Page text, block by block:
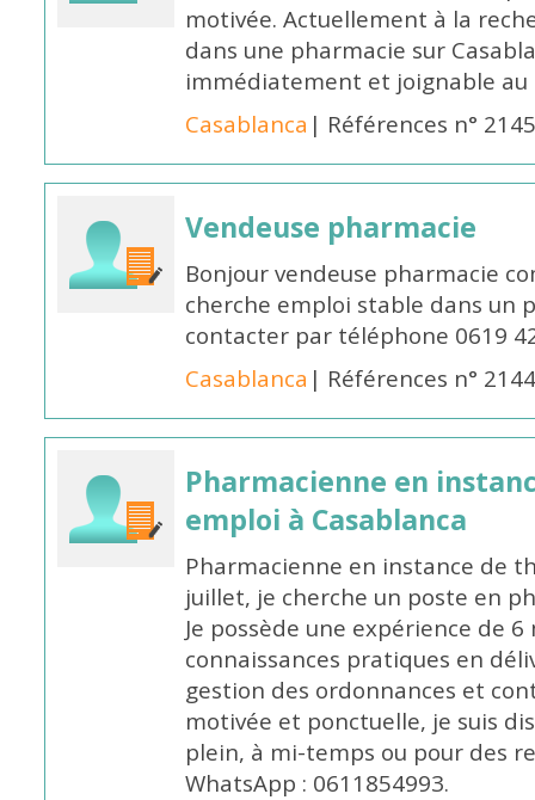
motivée. Actuellement à la
dans une pharmacie sur
immédiatement et joignable au
Casablanca | Références n°
Vendeuse pharmacie
Bonjour vendeuse pharmacie
cherche emploi stable dans un
contacter par téléphone 0619
Casablanca | Références n°
Pharmacienne en
emploi à Casablanca
Pharmacienne en instance de
juillet, je cherche un poste en
Je possède une expérience de
connaissances pratiques en
gestion des ordonnances et
motivée et ponctuelle, je suis
plein, à mi-temps ou pour des
WhatsApp : 0611854993.